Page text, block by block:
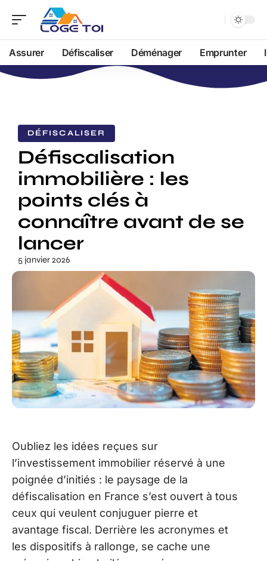
Assurer Défiscaliser Déménager Emprunter
DÉFISCALISER
Défiscalisation
immobilière : les
points clés à
connaître avant de se
lancer
5 janvier 2026
Oubliez les idées reçues sur
l’investissement immobilier réservé à une
poignée d’initiés : le paysage de la
défiscalisation en France s’est ouvert à tous
ceux qui veulent conjuguer pierre et
avantage fiscal. Derrière les acronymes et
les dispositifs à rallonge, se cache une